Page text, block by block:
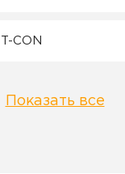
CON
Показать все